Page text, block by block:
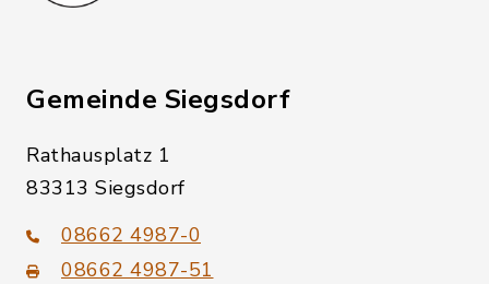
Gemeinde Siegsdorf
Rathausplatz 1
83313 Siegsdorf
08662 4987-0
08662 4987-51